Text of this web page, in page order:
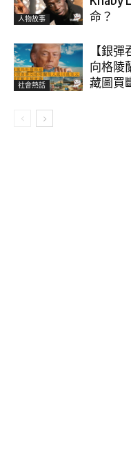
人物故事
命？
社會熱話
【銀
向格陵
藏圖買